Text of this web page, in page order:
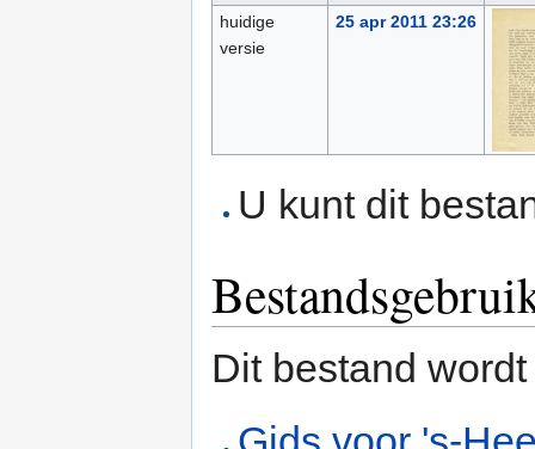
huidige
versie
25 apr 2011 23:26
U kunt dit
Dit bestand